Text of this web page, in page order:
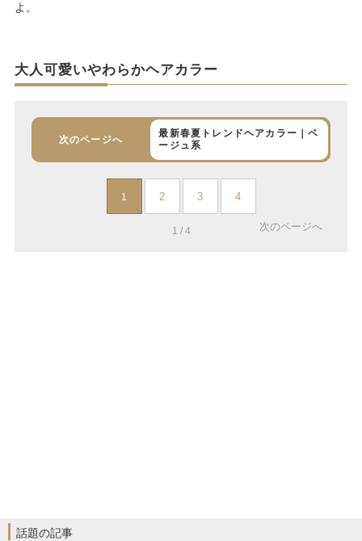
よ。
大人可愛いやわらかヘアカラー
次のページへ
最新春夏トレンドヘアカラー｜ベ
ージュ系
1 2 3 4
1 / 4 次のページへ
話題の記事